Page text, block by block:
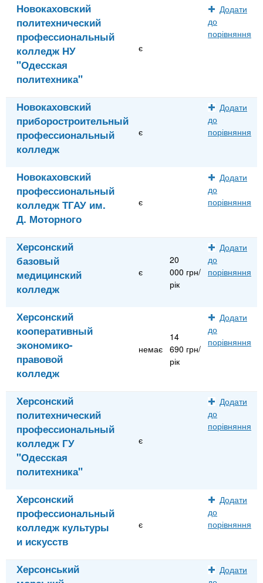
Новокаховский
политехнический
профессиональный
колледж НУ
"Одесская
политехника"
є
Додати
до
порівняння
Новокаховский
приборостроительный
профессиональный
колледж
є
Додати
до
порівняння
Новокаховский
профессиональный
колледж ТГАУ им.
Д. Моторного
є
Додати
до
порівняння
Херсонский
базовый
медицинский
колледж
є
20
000 грн/
рік
Додати
до
порівняння
Херсонский
кооперативный
экономико-
правовой
колледж
немає
14
690 грн/
рік
Додати
до
порівняння
Херсонский
политехнический
профессиональный
колледж ГУ
"Одесская
политехника"
є
Додати
до
порівняння
Херсонский
профессиональный
колледж культуры
и искусств
є
Додати
до
порівняння
Херсонський
Додати